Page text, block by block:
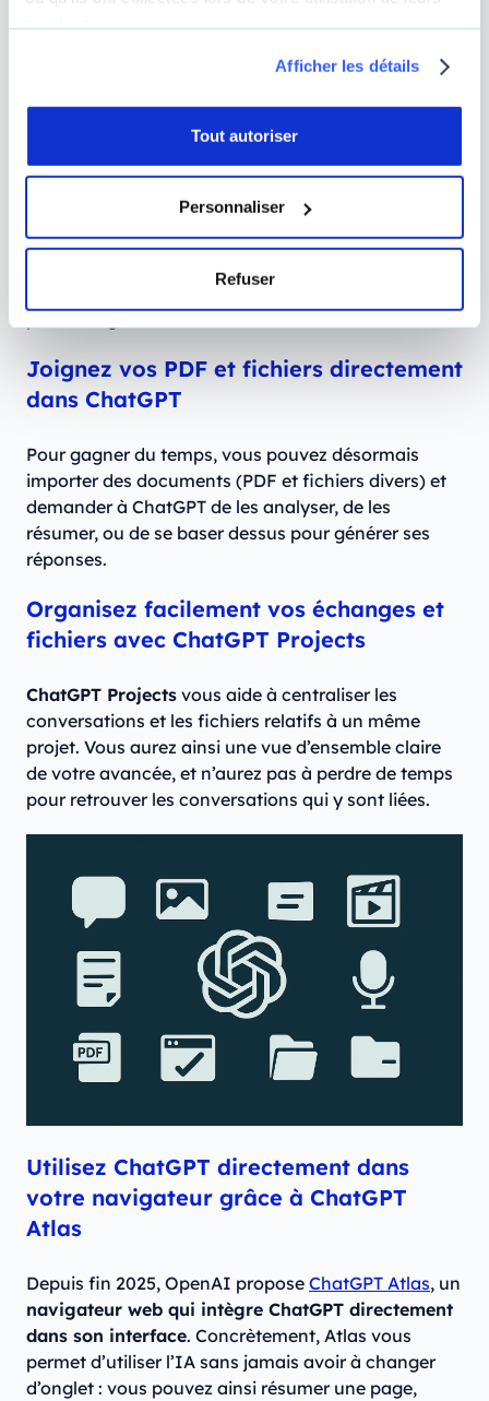
Afficher les détails
Tout autoriser
Personnaliser
Refuser
grâce à son mode vocal
ChatGPT vous propose un mode vocal, qui vous
permet de chatter avec lui de vive voix, quasiment
réponses claires et compréhensibles de façon
instantanée, ou que vous soyez. Cette
fonctionnalité peut être très intéressante pour
Joignez vos PDF et fichiers directement
dans ChatGPT
Pour gagner du temps, vous pouvez désormais
importer des documents (PDF et fichiers divers) et
demander à ChatGPT de les analyser, de les
résumer, ou de se baser dessus pour générer ses
réponses.
Organisez facilement vos échanges et
fichiers avec ChatGPT Projects
ChatGPT Projects vous aide à centraliser les
conversations et les fichiers relatifs à un même
projet. Vous aurez ainsi une vue d’ensemble claire
de votre avancée, et n’aurez pas à perdre de temps
pour retrouver les conversations qui y sont liées.
Utilisez ChatGPT directement dans
votre navigateur grâce à ChatGPT
Atlas
Depuis fin 2025, OpenAI propose ChatGPT Atlas, un
navigateur web qui intègre ChatGPT directement
dans son interface. Concrètement, Atlas vous
permet d’utiliser l’IA sans jamais avoir à changer
d’onglet : vous pouvez ainsi résumer une page,